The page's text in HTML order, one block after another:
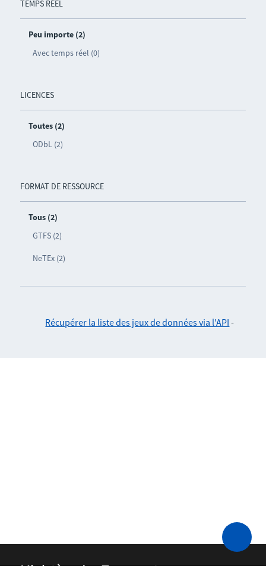
TEMPS RÉEL
Peu importe (2)
Avec temps réel (0)
LICENCES
Toutes (2)
ODbL (2)
FORMAT DE RESSOURCE
Tous (2)
GTFS (2)
NeTEx (2)
Récupérer la liste des jeux de données via l'API -